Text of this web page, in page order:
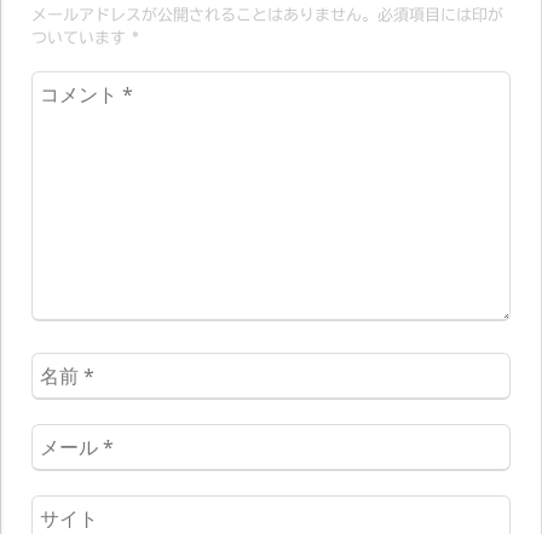
メールアドレスが公開されることはありません。必須項目には印が
ついています *
コ
名
前
*
メ
ー
ル
ウ